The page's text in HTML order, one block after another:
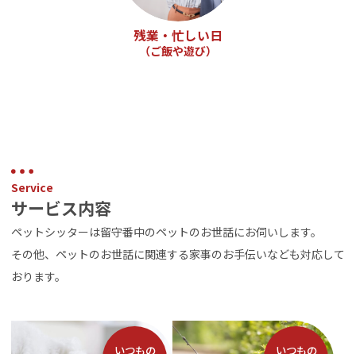
残業・忙しい日
（ご飯や遊び）
Service
サービス内容
ペットシッターは留守番中のペットのお世話にお伺いします。
その他、ペットのお世話に関連する家事のお手伝いなども対応して
おります。
いつもの いつもの